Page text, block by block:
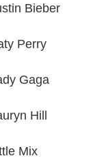
Bieber
Perry
Gaga
Hill
Mix